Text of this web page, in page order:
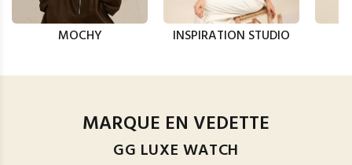
MOCHY INSPIRATION STUDIO
MARQUE EN VEDETTE
GG LUXE WATCH